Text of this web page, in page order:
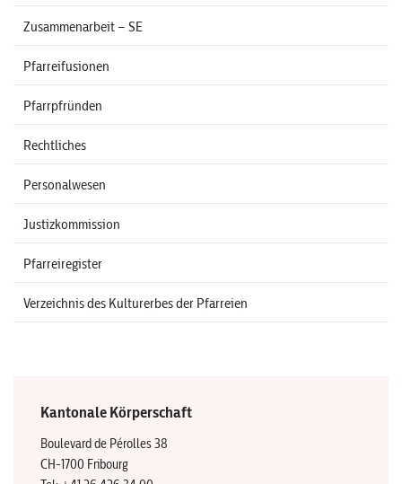
Zusammenarbeit – SE
Pfarreifusionen
Pfarrpfründen
Rechtliches
Personalwesen
Justizkommission
Pfarreiregister
Verzeichnis des Kulturerbes der Pfarreien
Kantonale Körperschaft
Boulevard de Pérolles 38
CH-1700 Fribourg